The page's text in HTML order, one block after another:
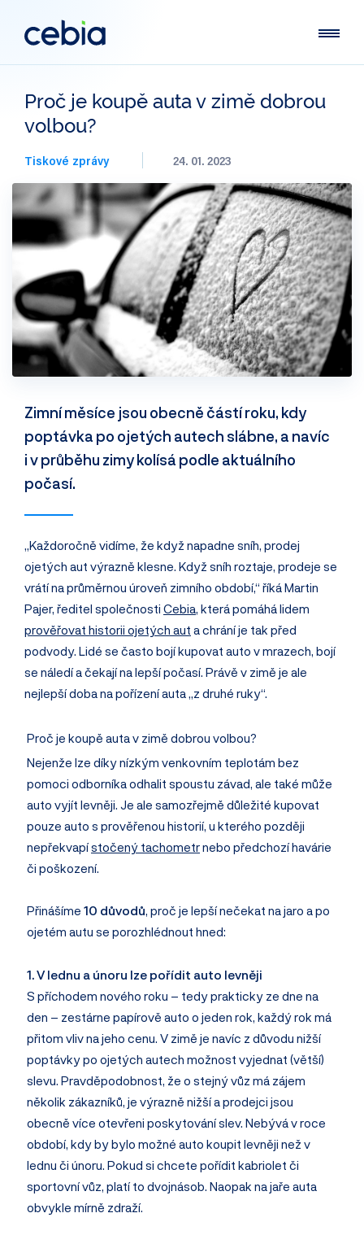
Proč je koupě auta v zimě dobrou
volbou?
Tiskové zprávy 24. 01. 2023
Zimní měsíce jsou obecně částí roku, kdy
poptávka po ojetých autech slábne, a navíc
i v průběhu zimy kolísá podle aktuálního
počasí.
„Každoročně vidíme, že když napadne sníh, prodej
ojetých aut výrazně klesne. Když sníh roztaje, prodeje se
vrátí na průměrnou úroveň zimního období,“ říká Martin
Pajer, ředitel společnosti Cebia, která pomáhá lidem
prověřovat historii ojetých aut a chrání je tak před
podvody. Lidé se často bojí kupovat auto v mrazech, bojí
se náledí a čekají na lepší počasí. Právě v zimě je ale
nejlepší doba na pořízení auta „z druhé ruky“.
Proč je koupě auta v zimě dobrou volbou?
Nejenže lze díky nízkým venkovním teplotám bez
pomoci odborníka odhalit spoustu závad, ale také může
auto vyjít levněji. Je ale samozřejmě důležité kupovat
pouze auto s prověřenou historií, u kterého později
nepřekvapístočený tachometrnebo předchozí havárie
či poškození.
Přinášíme 10 důvodů, proč je lepší nečekat na jaro a po
ojetém autu se porozhlédnout hned:
1. V lednu a únoru lze pořídit auto levněji
S příchodem nového roku – tedy prakticky ze dne na
den – zestárne papírově auto o jeden rok, každý rok má
přitom vliv na jeho cenu. V zimě je navíc z důvodu nižší
poptávky po ojetých autech možnost vyjednat (větší)
slevu. Pravděpodobnost, že o stejný vůz má zájem
několik zákazníků, je výrazně nižší a prodejci jsou
obecně více otevřeni poskytování slev. Nebývá v roce
období, kdy by bylo možné auto koupit levněji než v
lednu či únoru. Pokud si chcete pořídit kabriolet či
sportovní vůz, platí to dvojnásob. Naopak na jaře auta
obvykle mírně zdraží.